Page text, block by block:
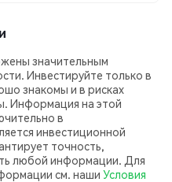
значительным
Инвестируйте только в
знакомы и в рисках
Информация на этой
в
инвестиционной
точность,
любой информации. Для
см. наши Условия